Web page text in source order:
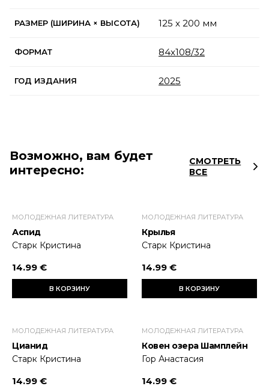
РАЗМЕР (ШИРИНА × ВЫСОТА) 125 x 200 мм
ФОРМАТ 84x108/32
ГОД ИЗДАНИЯ 2025
Возможно, вам будет
интересно:
СМОТРЕТЬ
ВСЕ
МОЛОДЕЖНАЯ ЛИТЕРАТУРА
Аспид
Старк Кристина
14.99 €
В КОРЗИНУ
МОЛОДЕЖНАЯ ЛИТЕРАТУРА
Крылья
Старк Кристина
14.99 €
В КОРЗИНУ
МОЛОДЕЖНАЯ ЛИТЕРАТУРА
Цианид
Старк Кристина
14.99 €
МОЛОДЕЖНАЯ ЛИТЕРАТУРА
Ковен озера Шамплейн
Гор Анастасия
14.99 €